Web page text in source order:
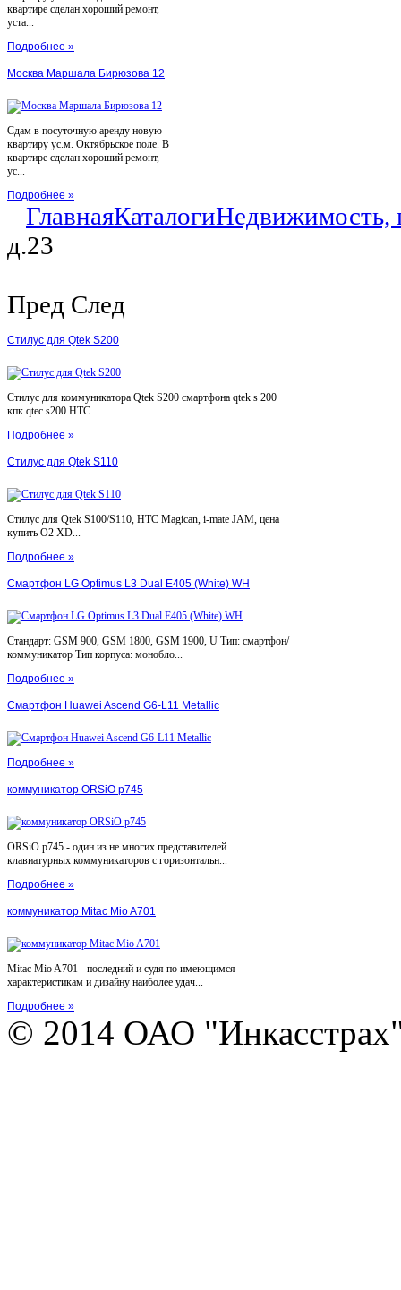
квартире сделан хороший ремонт,
уста...
Подробнее »
Москва Маршала Бирюзова 12
Сдам в посуточную аренду новую
квартиру ус.м. Октябрьское поле. В
квартире сделан хороший ремонт,
ус...
Подробнее »
ГлавнаяКаталогиНедвижимость,
д.23
Пред След
Стилус для Qtek S200
Стилус для коммуникатора Qtek S200 смартфона qtek s 200
кпк qtec s200 HTC...
Подробнее »
Стилус для Qtek S110
Стилус для Qtek S100/S110, HTC Magican, i-mate JAM, цена
купить O2 XD...
Подробнее »
Смартфон LG Optimus L3 Dual E405 (White) WH
Стандарт: GSM 900, GSM 1800, GSM 1900, U Тип: смартфон/
коммуникатор Тип корпуса: монобло...
Подробнее »
Смартфон Huawei Ascend G6-L11 Metallic
Подробнее »
коммуникатор ORSiO p745
ORSiO p745 - один из не многих представителей
клавиатурных коммуникаторов с горизонтальн...
Подробнее »
коммуникатор Mitac Mio A701
Mitac Mio A701 - последний и судя по имеющимся
характеристикам и дизайну наиболее удач...
Подробнее »
© 2014 ОАО